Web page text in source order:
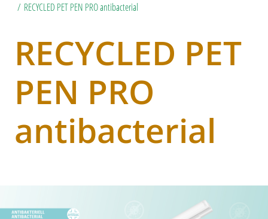
RECYCLED PET PEN PRO antibacterial
RECYCLED PET
PEN PRO
antibacterial